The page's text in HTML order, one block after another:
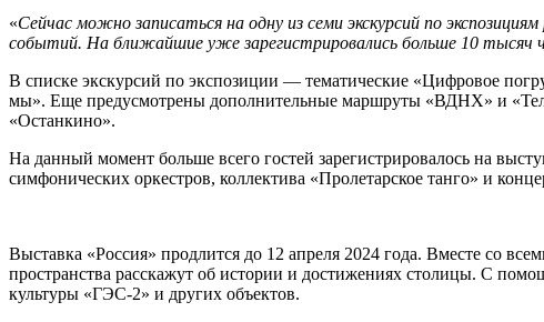
«Сейчас можно записаться на одну из семи экскурсий по
событий. На ближайшие уже зарегистрировались больше 10 тысяч
В списке экскурсий по экспозиции — тематические «Цифровое
мы». Еще предусмотрены дополнительные маршруты «ВДНХ» и
«Останкино».
На данный момент больше всего гостей зарегистрировалось на
симфонических оркестров, коллектива «Пролетарское танго» и
Выставка «Россия» продлится до 12 апреля 2024 года. Вместе со
пространства расскажут об истории и достижениях столицы. С
культуры «ГЭС-2» и других объектов.